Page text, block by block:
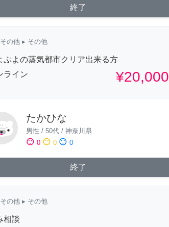
終了
その他 ▸ その他
ぷよの蒸気都市クリア出来る方
ライン
¥20,000
たかひな
男性 / 50代 / 神奈川県
sentiment_satisfied 0 sentiment_neutral 0 sentiment_dissatisfied 0
終了
その他 ▸ その他
相談